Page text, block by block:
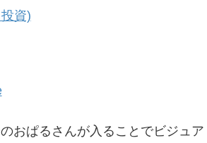
資)
おぱるさんが入ることでビジュア